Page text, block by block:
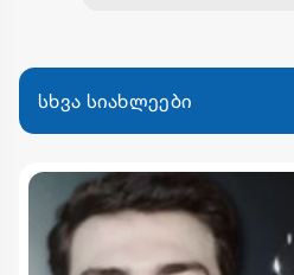
სხვა სიახლეები